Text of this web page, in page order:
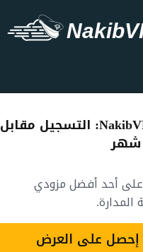
خصم NakibVPS: التسجيل مقابل
50% على أحد أفضل مزودي
المدارة.
إحصل على العرض